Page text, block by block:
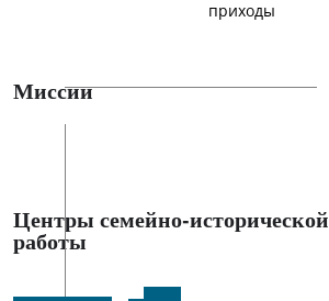
приходы
Миссии
Центры семейно-исторической
работы